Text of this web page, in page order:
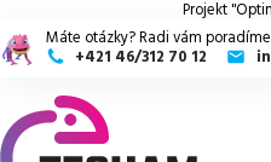
Projekt
Máte otázky? Radi vám poradíme
+421 46/312 70 12